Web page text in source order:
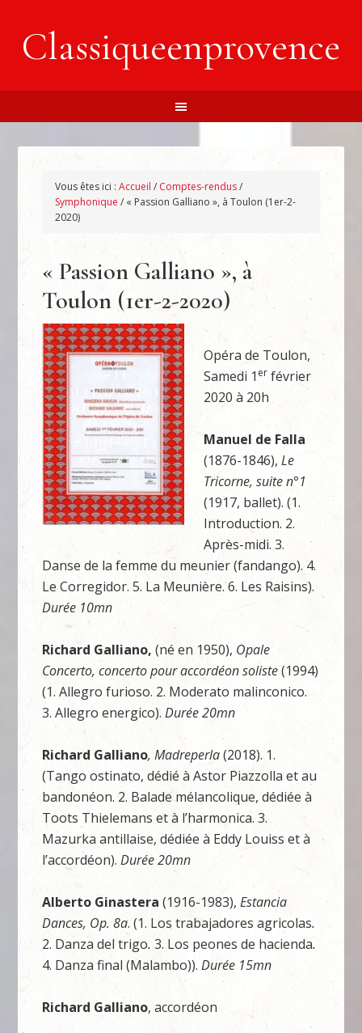
Classiqueenprovence
Vous êtes ici :Accueil / Comptes-rendus/
Symphonique / « Passion Galliano », à Toulon (1er-2-
2020)
« Passion Galliano », à
Toulon (1er-2-2020)
Opéra de Toulon,
Samedi 1 er février
2020 à 20h
Manuel de Falla
(1876-1846),Le
Tricorne, suite n°1
(1917, ballet). (1.
Introduction. 2.
Après-midi. 3.
Danse de la femme du meunier (fandango). 4.
Le Corregidor. 5. La Meunière. 6. Les Raisins).
Durée 10mn
Richard Galliano, (né en 1950), Opale
Concerto, concerto pour accordéon soliste(1994)
(1. Allegro furioso. 2. Moderato malinconico.
3. Allegro energico).Durée 20mn
Richard Galliano, Madreperla(2018). 1.
(Tango ostinato, dédié à Astor Piazzolla et au
bandonéon. 2. Balade mélancolique, dédiée à
Toots Thielemans et à l’harmonica. 3.
Mazurka antillaise, dédiée à Eddy Louiss et à
l’accordéon).Durée 20mn
Alberto Ginastera(1916-1983),Estancia
Dances, Op. 8a. (1. Los trabajadores agricolas.
2. Danza del trigo.3. Los peones de hacienda.
4. Danza final (Malambo)).Durée 15mn
Richard Galliano, accordéon